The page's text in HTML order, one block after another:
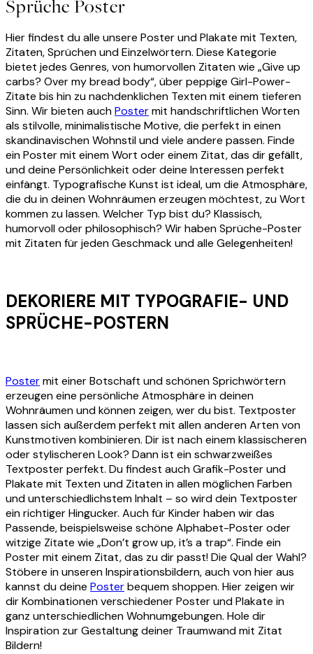
Sprüche Poster
Hier findest du alle unsere Poster und Plakate mit Texten,
Zitaten, Sprüchen und Einzelwörtern. Diese Kategorie
bietet jedes Genres, von humorvollen Zitaten wie „Give up
carbs? Over my bread body“, über peppige Girl-Power-
Zitate bis hin zu nachdenklichen Texten mit einem tieferen
Sinn. Wir bieten auchPostermit handschriftlichen Worten
als stilvolle, minimalistische Motive, die perfekt in einen
skandinavischen Wohnstil und viele andere passen. Finde
ein Poster mit einem Wort oder einem Zitat, das dir gefällt,
und deine Persönlichkeit oder deine Interessen perfekt
einfängt. Typografische Kunst ist ideal, um die Atmosphäre,
die du in deinen Wohnräumen erzeugen möchtest, zu Wort
kommen zu lassen. Welcher Typ bist du? Klassisch,
humorvoll oder philosophisch? Wir haben Sprüche-Poster
mit Zitaten für jeden Geschmack und alle Gelegenheiten!
DEKORIERE MIT TYPOGRAFIE- UND
SPRÜCHE-POSTERN
Postermit einer Botschaft und schönen Sprichwörtern
erzeugen eine persönliche Atmosphäre in deinen
Wohnräumen und können zeigen, wer du bist. Textposter
lassen sich außerdem perfekt mit allen anderen Arten von
Kunstmotiven kombinieren. Dir ist nach einem klassischeren
oder stylischeren Look? Dann ist ein schwarzweißes
Textposter perfekt. Du findest auch Grafik-Poster und
Plakate mit Texten und Zitaten in allen möglichen Farben
und unterschiedlichstem Inhalt – so wird dein Textposter
ein richtiger Hingucker. Auch für Kinder haben wir das
Passende, beispielsweise schöne Alphabet-Poster oder
witzige Zitate wie „Don’t grow up, it’s a trap“. Finde ein
Poster mit einem Zitat, das zu dir passt! Die Qual der Wahl?
Stöbere in unseren Inspirationsbildern, auch von hier aus
kannst du deine Posterbequem shoppen. Hier zeigen wir
dir Kombinationen verschiedener Poster und Plakate in
ganz unterschiedlichen Wohnumgebungen. Hole dir
Inspiration zur Gestaltung deiner Traumwand mit Zitat
Bildern!